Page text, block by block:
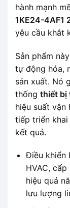
hành mạnh
1KE24-4AF1
yêu cầu khắt
Sản phẩm
tự động hóa,
sản xuất. Nó
thống thiết bị
hiệu suất vận
tiếp triển khai
kết quả.
Điều khiển
HVAC,
hiệu quả
lưu lượng